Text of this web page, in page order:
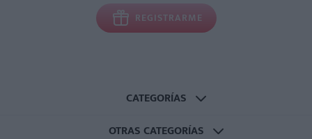
REGISTRARME
CATEGORÍAS
OTRAS CATEGORÍAS